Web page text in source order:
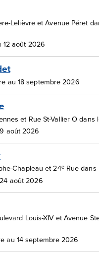
Lelièvre et Avenue Péret
12 août 2026
au 18 septembre 2026
et Rue St-Vallier O dans
août 2026
Chapleau et 24eRue dans
août 2026
Louis-XIV et Avenue
au 14 septembre 2026